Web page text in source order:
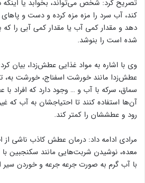
تصریح کرد: شخص می‌تواند، بخوابد یا
کند، آب سرد را مزه مزه کرده و دست و پاهای
دهد و مقدار کمی آب یا مقدار کمی آبی را
شده است را بنوشد.
وی با اشاره به مواد غذایی عطش‌زدا، بیان
عطش‌زدا مانند خورشت اسفناج، خورشت به،
سماق، سرکه با آب و … وجود دارد که افراد با
آن‌ها استفاده کنند تا احتیاجشان به آب که
رود و عطششان را کمتر کند.
مرادی ادامه داد: درمان عطش کاذب ناشی از
معده، نوشیدن شربت‌هایی مانند سکنجبین
با آب گرم به صورت جرعه جرعه و خوردن